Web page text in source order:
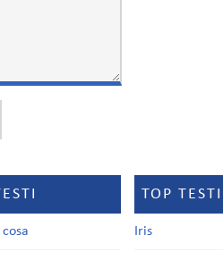
TOP TESTI
Iris